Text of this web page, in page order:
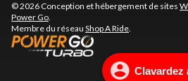
© 2026 Conception et hébergement de sites
Power Go.
Membre du réseau Shop A Ride.